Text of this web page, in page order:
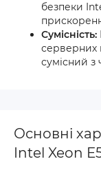
безпеки
Сумісність:
серверних
сумісний з
Основні
Intel Xeon